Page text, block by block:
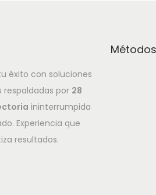
éxito con soluciones
respaldadas por 28
ininterrumpida
Experiencia que
resultados.